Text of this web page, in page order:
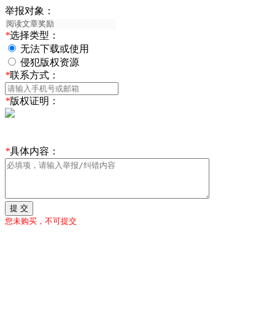
举报对象：
*选择类型：
无法下载或使用
侵犯版权资源
*联系方式：
*版权证明：
*具体内容：
提 交
您未购买，不可提交